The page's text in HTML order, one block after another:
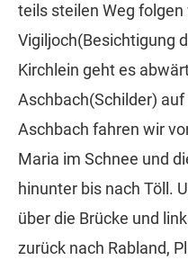
teils steilen Weg
Vigiljoch(Besichtigung
Kirchlein geht es
Aschbach(Schilder)
Aschbach fahren wir
Maria im Schnee und
hinunter bis nach Töll.
über die Brücke und
zurück nach Rabland,